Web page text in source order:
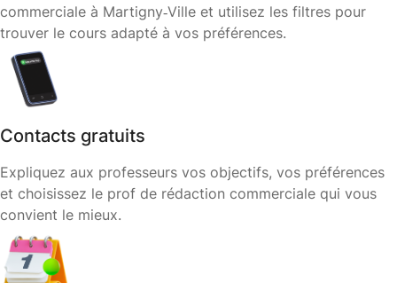
commerciale à Martigny‑Ville et utilisez les filtres pour
trouver le cours adapté à vos préférences.
Contacts gratuits
Expliquez aux professeurs vos objectifs, vos préférences
et choisissez le prof de rédaction commerciale qui vous
convient le mieux.